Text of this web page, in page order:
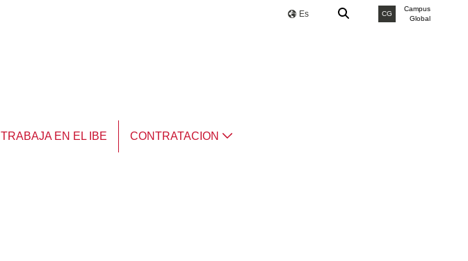
Es CG
Campus
Global
TRABAJA EN EL IBE CONTRATACION